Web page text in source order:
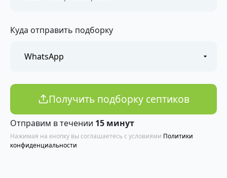
Куда отправить подборку
Получить подборку септиков
Отправим в течении 15 минут
Нажимая на кнопку вы соглашаетесь с условиями Политики
конфиденциальности